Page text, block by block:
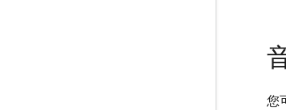
您